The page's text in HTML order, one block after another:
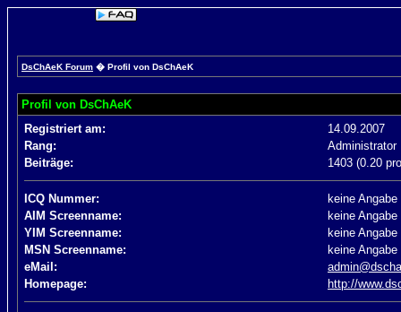
DsChAeK Forum � Profil von DsChAeK
Profil von DsChAeK
Registriert am:
14.09.2007
Rang:
Administrator
Beiträge:
1403 (0.20
ICQ Nummer:
keine Angabe
AIM Screenname:
keine Angabe
YIM Screenname:
keine Angabe
MSN Screenname:
keine Angabe
eMail:
Homepage:
http://